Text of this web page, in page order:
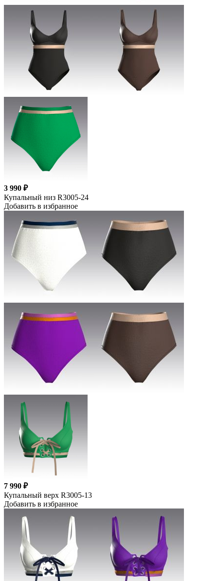
3 990 ₽
Купальный низ R3005-24
Добавить в избранное
7 990 ₽
Купальный верх R3005-13
Добавить в избранное